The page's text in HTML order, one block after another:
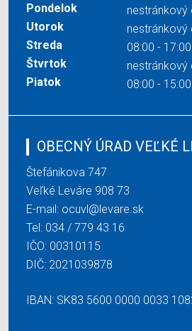
Pondelok
nestránkový
Utorok
nestránkový
Streda
08:00 - 17:00
Štvrtok
nestránkový
Piatok
08:00 - 15:00
OBECNÝ ÚRAD VEĽKÉ
Štefánikova 747
Veľké Leváre 908 73
E-mail: ocuvl@levare.sk
Tel: 034 / 779 43 16
IČO: 00310115
DIČ: 2021039878
IBAN: SK83 5600 0000 0033